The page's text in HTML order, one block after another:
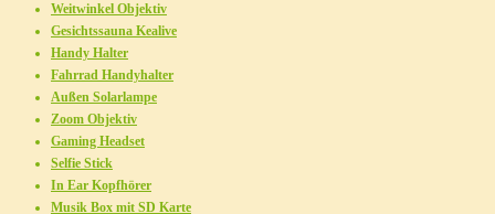
Weitwinkel Objektiv
Gesichtssauna Kealive
Handy Halter
Fahrrad Handyhalter
Außen Solarlampe
Zoom Objektiv
Gaming Headset
Selfie Stick
In Ear Kopfhörer
Musik Box mit SD Karte